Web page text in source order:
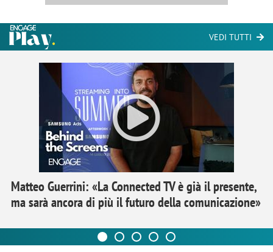
VEDI TUTTI
Matteo Guerrini: «La Connected TV è già il presente,
ma sarà ancora di più il futuro della comunicazione»